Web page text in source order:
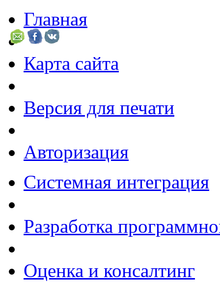
Главная
Карта сайта
Версия для печати
Авторизация
Системная интеграция
Разработка
Оценка и консалтинг